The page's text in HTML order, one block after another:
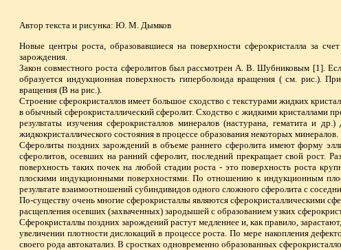
Автор текста и рисунка: Ю. М. Дымков
Новые центры роста, образовавшиеся на поверхности сферокристалла за
зарождения.
Закон совместного роста сферолитов был рассмотрен А. В. Шубниковым [1].
образуется индукционная поверхность гиперболоида вращения ( см. рис.).
вращения (В на рис.).
Строение сферокристаллов имеет большое сходство с текстурами жидких
в обычный сферокристаллический сферолит. Сходство с жидкими кристаллами
результаты изучения сферокристаллов минералов (настурана, гематита и
жидкокристаллического состояния в процессе образования некоторых минералов.
Сферолиты поздних зарождений в объеме раннего сферолита имеют форму
сферолитов, осевших на ранний сферолит, последний прекращает свой рост.
поверхность таких почек на любой стадии роста - это поверхность роста
плоскими индукционными поверхностями. По отношению к индукционным
результате взаимоотношений субиндивидов одного сложного сферолита с
По-существу очень многие сферокристаллы являются сферокристаллическими
расщепления осевших (захваченных) зародышей с образованием узких
Сферокристаллы поздних зарождений растут медленнее и, как правило,
увеличении плотности дислокаций в процессе роста. По мере накопления
своего рода автокатализ. В сростках одновременно образованных